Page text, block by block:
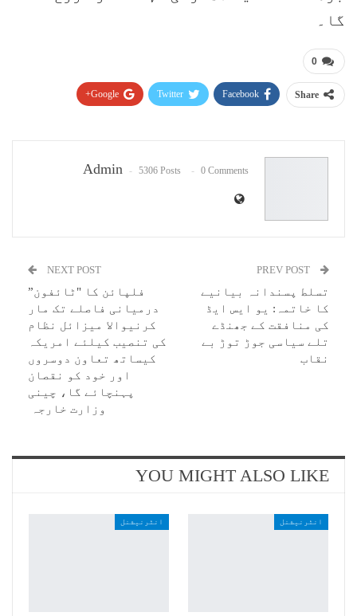
گا۔
0
Share
Facebook
Twitter
Google+
Admin 5306 Posts 0 Comments
تسلط پسندانہ بیانیے
کا خاتمہ: یو ایس ایڈ
کی منافقت کے جھنڈے
تلے سیاسی جوڑ توڑ بے
نقاب
NEXT POST
فلپائن کا "ٹائفون”
درمیانی فاصلے تک مار
کرنیوالا میزائل نظام
کی تنصیب کیلئے امریکہ
کیساتھ تعاون دوسروں
اور خود کو نقصان
پہنچائے گا، چینی
وزارت خارجہ
YOU MIGHT ALSO LIKE
انٹرنیشنل انٹرنیشنل